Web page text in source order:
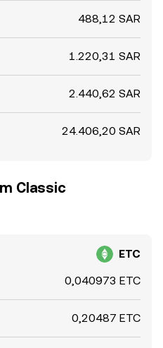
488,12 SAR
1.220,31 SAR
2.440,62 SAR
24.406,20 SAR
Classic
ETC
0,040973 ETC
0,20487 ETC